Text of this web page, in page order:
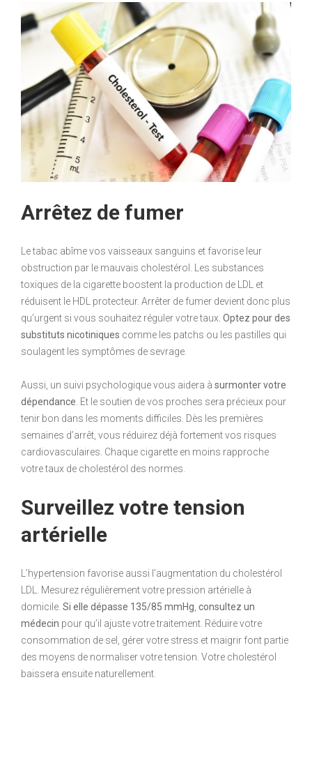
Arrêtez de fumer
Le tabac abîme vos vaisseaux sanguins et favorise leur
obstruction par le mauvais cholestérol. Les substances
toxiques de la cigarette boostent la production de LDL et
réduisent le HDL protecteur. Arrêter de fumer devient donc plus
qu’urgent si vous souhaitez réguler votre taux . Optez pour des
substituts nicotiniques comme les patchs ou les pastilles qui
soulagent les symptômes de sevrage.
Aussi, un suivi psychologique vous aidera à surmonter votre
dépendance . Et le soutien de vos proches sera précieux pour
tenir bon dans les moments difficiles. Dès les premières
semaines d’arrêt, vous réduirez déjà fortement vos risques
cardiovasculaires. Chaque cigarette en moins rapproche
votre taux de cholestérol des normes.
Surveillez votre tension
artérielle
L’hypertension favorise aussi l’augmentation du cholestérol
LDL. Mesurez régulièrement votre pression artérielle à
domicile. Si elle dépasse 135/85 mmHg consultez un
médecin pour qu’il ajuste votre traitement. Réduire votre
consommation de sel, gérer votre stress et maigrir font partie
des moyens de normaliser votre tension. Votre cholestérol
baissera ensuite naturellement.